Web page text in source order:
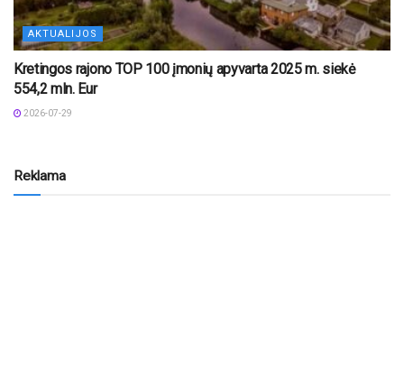
AKTUALIJOS
Kretingos rajono TOP 100 įmonių apyvarta 2025 m. siekė
554,2 mln. Eur
2026-07-29
Reklama